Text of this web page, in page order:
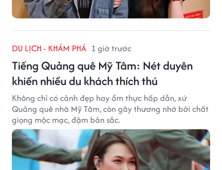
DU LỊCH - KHÁM PHÁ 1 giờ trước
Tiếng Quảng quê Mỹ Tâm: Nét duyên
khiến nhiều du khách thích thú
Không chỉ có cảnh đẹp hay ẩm thực hấp dẫn, xứ
Quảng quê nhà Mỹ Tâm, còn gây thương nhớ bởi chất
giọng mộc mạc, đậm bản sắc.